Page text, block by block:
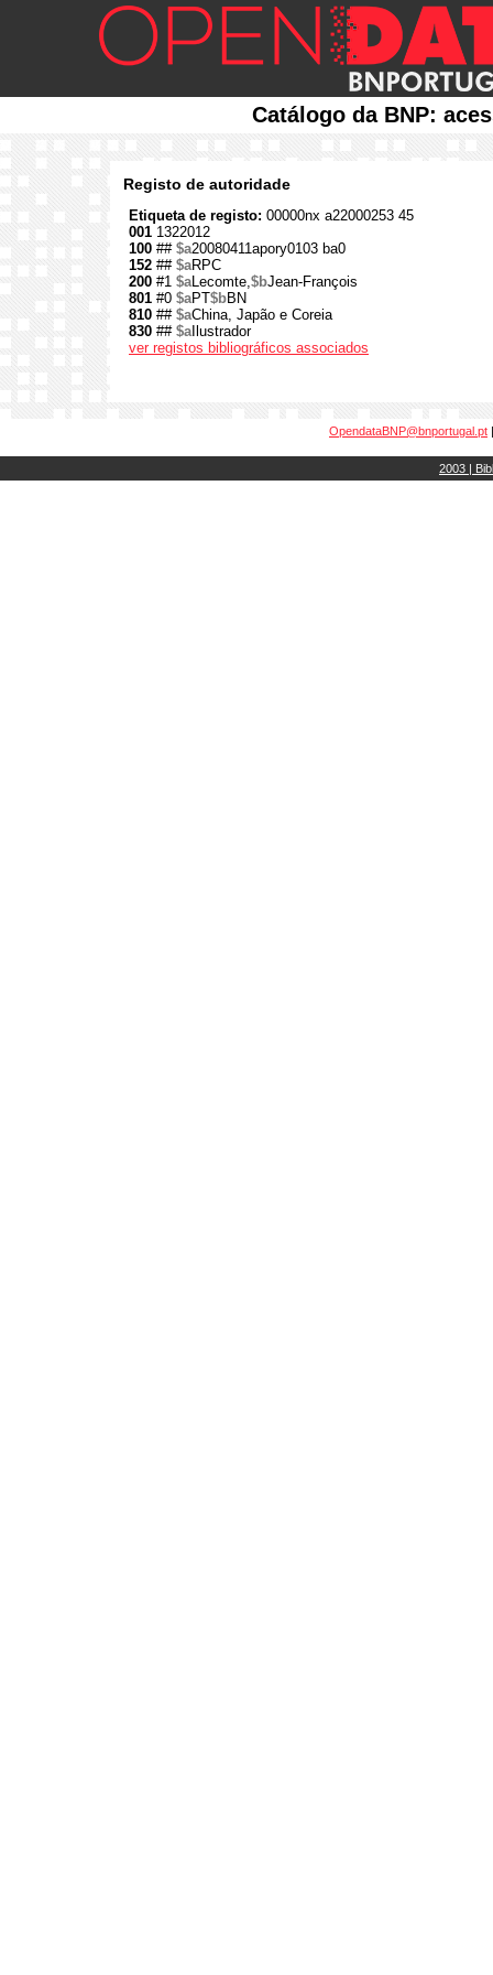
Catálogo da BNP:
Registo de autoridade
Etiqueta de registo: 00000nx a22000253 45
001 1322012
100 ## $a20080411apory0103 ba0
152 ## $aRPC
200 #1 $aLecomte,$bJean-François
801 #0 $aPT$bBN
810 ## $aChina, Japão e Coreia
830 ## $aIlustrador
ver registos bibliográficos associados
OpendataBNP@bnportugal.pt
2003 |